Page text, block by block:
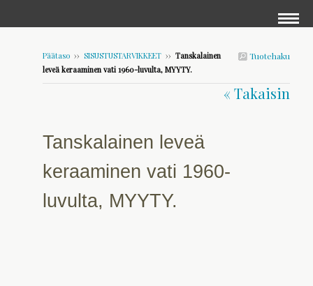
Tuotehaku
Päätaso ›› SISUSTUSTARVIKKEET ›› Tanskalainen
leveä keraaminen vati 1960-luvulta, MYYTY.
« Takaisin
Tanskalainen leveä
keraaminen vati 1960-
luvulta, MYYTY.